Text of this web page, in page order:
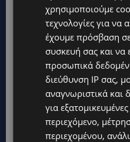
Topics
χρησιμοποιούμε
τεχνολογίες για να
έχουμε πρόσβαση
συσκευή σας και να
προσωπικά
διεύθυνση IP σας,
αναγνωριστικά και
για
περιεχόμενο,
περιεχομένου,